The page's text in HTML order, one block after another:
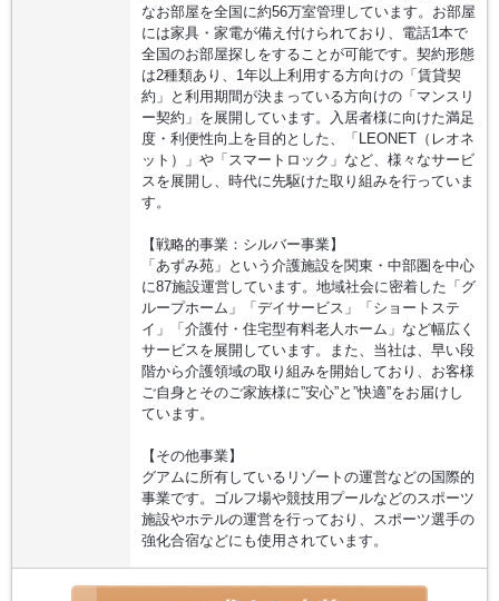
なお部屋を全国に約56万室管理しています。お部屋
には家具・家電が備え付けられており、電話1本で
全国のお部屋探しをすることが可能です。契約形態
は2種類あり、1年以上利用する方向けの「賃貸契
約」と利用期間が決まっている方向けの「マンスリ
ー契約」を展開しています。入居者様に向けた満足
度・利便性向上を目的とした、「LEONET（レオネ
ット）」や「スマートロック」など、様々なサービ
スを展開し、時代に先駆けた取り組みを行っていま
す。
【戦略的事業：シルバー事業】
「あずみ苑」という介護施設を関東・中部圏を中心
に87施設運営しています。地域社会に密着した「グ
ループホーム」「デイサービス」「ショートステ
イ」「介護付・住宅型有料老人ホーム」など幅広く
サービスを展開しています。また、当社は、早い段
階から介護領域の取り組みを開始しており、お客様
ご自身とそのご家族様に”安心”と”快適”をお届けし
ています。
【その他事業】
グアムに所有しているリゾートの運営などの国際的
事業です。ゴルフ場や競技用プールなどのスポーツ
施設やホテルの運営を行っており、スポーツ選手の
強化合宿などにも使用されています。